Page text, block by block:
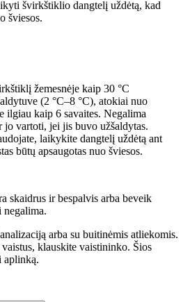
švirkštiklio dangtelį uždėtą, kad
šviesos.
žemesnėje kaip 30 °C
(2 °C–8 °C), atokiai nuo
ilgiau kaip 6 savaites. Negalima
jo vartoti, jei jis buvo užšaldytas.
laikykite dangtelį uždėtą ant
būtų apsaugotas nuo šviesos.
skaidrus ir bespalvis arba beveik
negalima.
arba su buitinėmis atliekomis.
klauskite vaistininko. Šios
aplinką.